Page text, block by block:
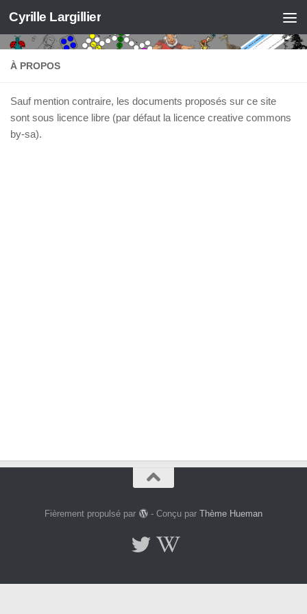
Skip to content
Cyrille Largillier
À PROPOS
Sauf mention contraire, les documents proposés sur ce site
sont sous licence libre (par défaut la licence creative commons
by-sa).
Fièrement propulsé par - Conçu par Thème Hueman